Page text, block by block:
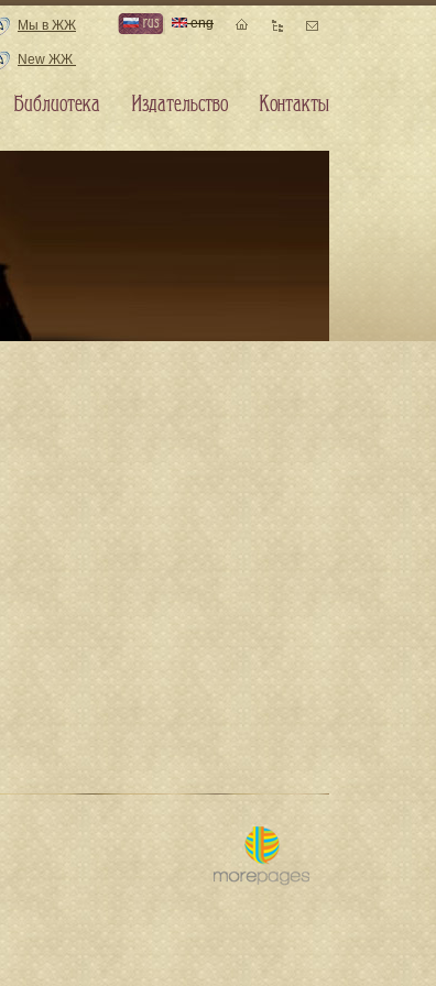
Мы в ЖЖ
New ЖЖ
rus eng
Библиотека Издательство Контакты